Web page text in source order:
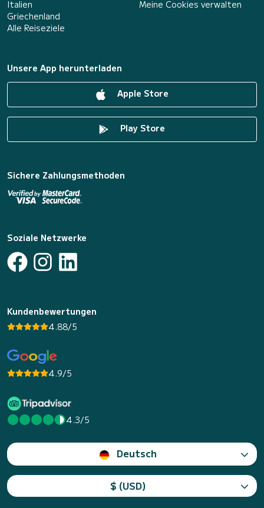
Italien
Griechenland
Alle Reiseziele
Meine Cookies verwalten
Unsere App herunterladen
Apple Store
Play Store
Sichere Zahlungsmethoden
Soziale Netzwerke
Kundenbewertungen
4.88/5
4.9/5
4.3/5
Deutsch
$ (USD)